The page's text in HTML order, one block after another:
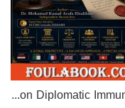
EL-RAKHAWI MONOGRAPH on Diplomatic Immunities